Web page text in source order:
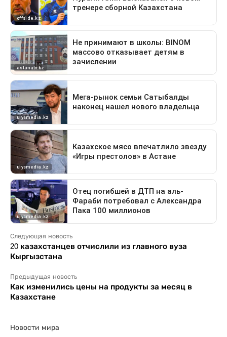
Следующая новость
20 казахстанцев отчислили из главного вуза
Кыргызстана
Предыдущая новость
Как изменились цены на продукты за месяц в
Казахстане
Новости мира